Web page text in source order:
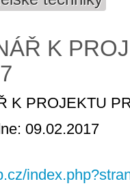
K
K PROJEKTU
09.02.2017